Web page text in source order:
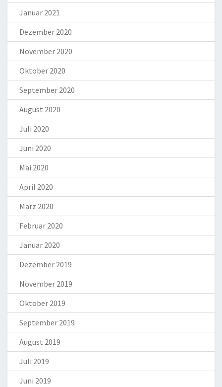
Januar 2021
Dezember 2020
November 2020
Oktober 2020
September 2020
August 2020
Juli 2020
Juni 2020
Mai 2020
April 2020
März 2020
Februar 2020
Januar 2020
Dezember 2019
November 2019
Oktober 2019
September 2019
August 2019
Juli 2019
Juni 2019